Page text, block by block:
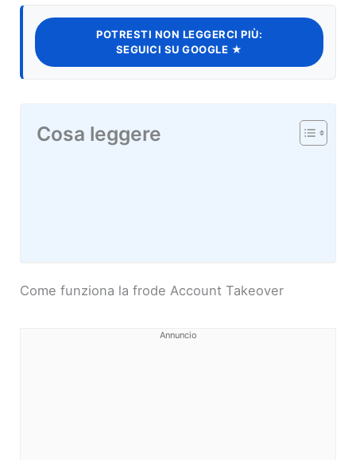
POTRESTI NON LEGGERCI PIÙ:
SEGUICI SU GOOGLE ★
Cosa leggere
Come funziona la frode Account Takeover
Annuncio